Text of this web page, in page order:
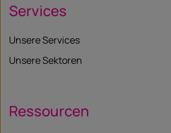
Services
Unsere Services
Unsere Sektoren
Ressourcen